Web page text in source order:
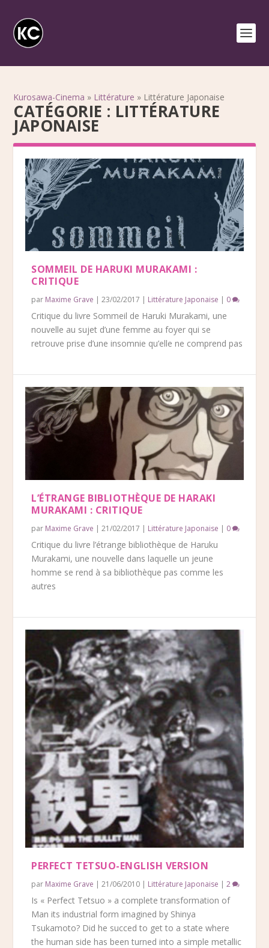
Kurosawa-Cinema » Littérature » Littérature Japonaise
CATÉGORIE : LITTÉRATURE
JAPONAISE
SOMMEIL DE HARUKI MURAKAMI :
CRITIQUE
par Maxime Grave |23/02/2017 | Littérature Japonaise | 0
Critique du livre Sommeil de Haruki Murakami, une
nouvelle au sujet d’une femme au foyer qui se
retrouve prise d’une insomnie qu’elle ne comprend pas
L’ÉTRANGE BIBLIOTHÈQUE DE HARAKI
MURAKAMI : CRITIQUE
par Maxime Grave |21/02/2017 | Littérature Japonaise | 0
Critique du livre l’étrange bibliothèque de Haruku
Murakami, une nouvelle dans laquelle un jeune
homme se rend à sa bibliothèque pas comme les
autres
PERFECT TETSUO-ENGLISH VERSION
par Maxime Grave |21/06/2010 | Littérature Japonaise |2
Is « Perfect Tetsuo » a complete transformation of
Man its industrial form imagined by Shinya
Tsukamoto? Did he succed to get to a state where
the human side has been turned into a simple metallic